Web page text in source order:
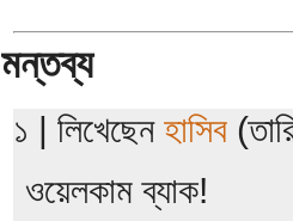
মন্তব্য
১ | লিখেছেন হাসিব
ওয়েলকাম ব্যাক!